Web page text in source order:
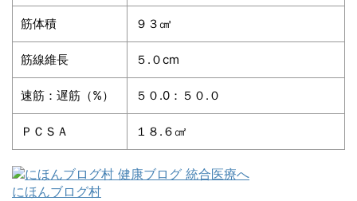
筋体積 ９３㎤
筋線維長 ５.０cm
速筋：遅筋（%） ５０.0：５０.０
ＰＣＳＡ １８.６㎠
にほんブログ村